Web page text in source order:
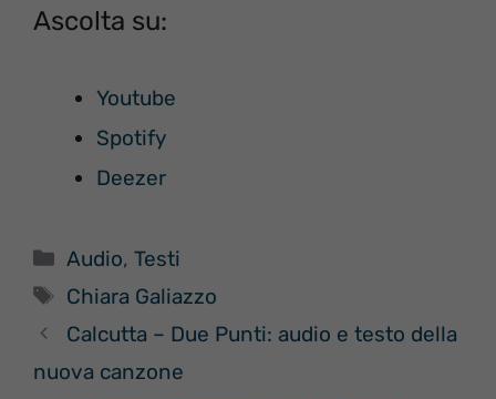
Ascolta su:
Youtube
Spotify
Deezer
Categorie
Audio,Testi
Tag
Chiara Galiazzo
Calcutta – Due Punti: audio e testo della
nuova canzone